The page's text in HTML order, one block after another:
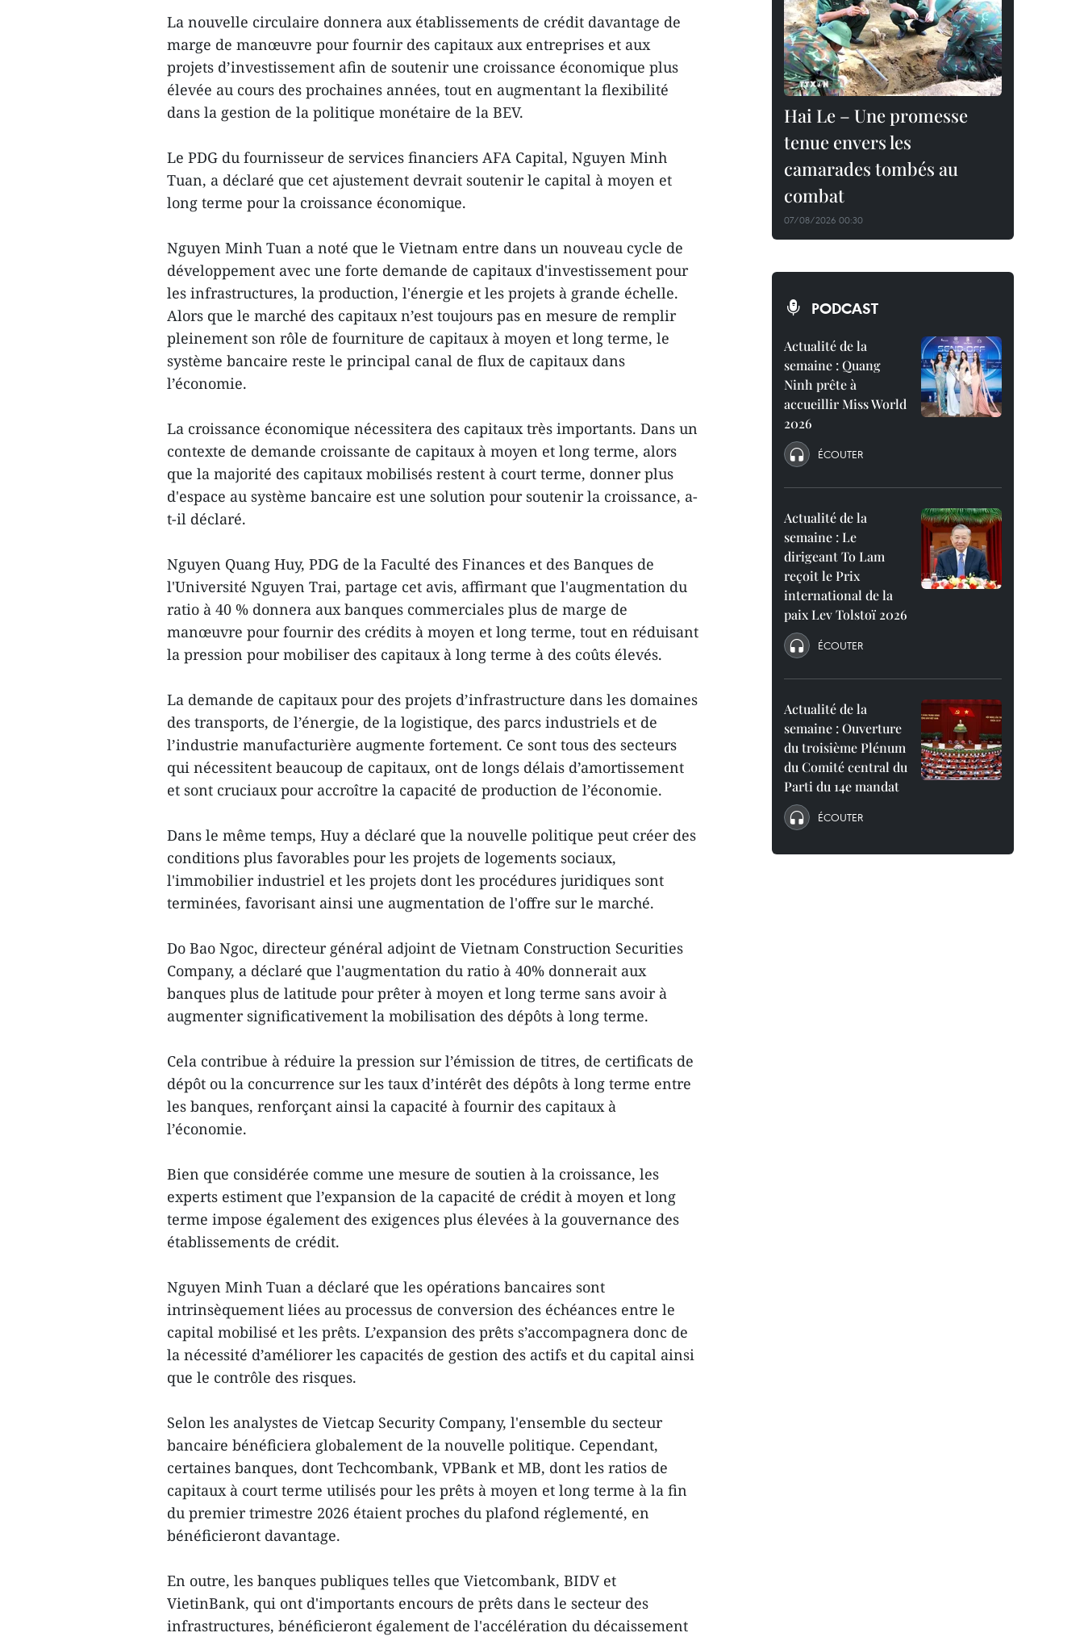
La nouvelle circulaire donnera aux établissements de crédit davantage de
marge de manœuvre pour fournir des capitaux aux entreprises et aux
projets d’investissement afin de soutenir une croissance économique plus
élevée au cours des prochaines années, tout en augmentant la flexibilité
dans la gestion de la politique monétaire de la BEV.
Le PDG du fournisseur de services financiers AFA Capital, Nguyen Minh
Tuan, a déclaré que cet ajustement devrait soutenir le capital à moyen et
long terme pour la croissance économique.
Nguyen Minh Tuan a noté que le Vietnam entre dans un nouveau cycle de
développement avec une forte demande de capitaux d'investissement pour
les infrastructures, la production, l'énergie et les projets à grande échelle.
Alors que le marché des capitaux n’est toujours pas en mesure de remplir
pleinement son rôle de fourniture de capitaux à moyen et long terme, le
système bancaire reste le principal canal de flux de capitaux dans
l’économie.
La croissance économique nécessitera des capitaux très importants. Dans un
contexte de demande croissante de capitaux à moyen et long terme, alors
que la majorité des capitaux mobilisés restent à court terme, donner plus
d'espace au système bancaire est une solution pour soutenir la croissance, a-
t-il déclaré.
Nguyen Quang Huy, PDG de la Faculté des Finances et des Banques de
l'Université Nguyen Trai, partage cet avis, affirmant que l'augmentation du
ratio à 40 % donnera aux banques commerciales plus de marge de
manœuvre pour fournir des crédits à moyen et long terme, tout en réduisant
la pression pour mobiliser des capitaux à long terme à des coûts élevés.
La demande de capitaux pour des projets d’infrastructure dans les domaines
des transports, de l’énergie, de la logistique, des parcs industriels et de
l’industrie manufacturière augmente fortement. Ce sont tous des secteurs
qui nécessitent beaucoup de capitaux, ont de longs délais d’amortissement
et sont cruciaux pour accroître la capacité de production de l’économie.
Dans le même temps, Huy a déclaré que la nouvelle politique peut créer des
conditions plus favorables pour les projets de logements sociaux,
l'immobilier industriel et les projets dont les procédures juridiques sont
terminées, favorisant ainsi une augmentation de l'offre sur le marché.
Do Bao Ngoc, directeur général adjoint de Vietnam Construction Securities
Company, a déclaré que l'augmentation du ratio à 40% donnerait aux
banques plus de latitude pour prêter à moyen et long terme sans avoir à
augmenter significativement la mobilisation des dépôts à long terme.
Cela contribue à réduire la pression sur l’émission de titres, de certificats de
dépôt ou la concurrence sur les taux d’intérêt des dépôts à long terme entre
les banques, renforçant ainsi la capacité à fournir des capitaux à
l’économie.
Bien que considérée comme une mesure de soutien à la croissance, les
experts estiment que l’expansion de la capacité de crédit à moyen et long
terme impose également des exigences plus élevées à la gouvernance des
établissements de crédit.
Nguyen Minh Tuan a déclaré que les opérations bancaires sont
intrinsèquement liées au processus de conversion des échéances entre le
capital mobilisé et les prêts. L’expansion des prêts s’accompagnera donc de
la nécessité d’améliorer les capacités de gestion des actifs et du capital ainsi
que le contrôle des risques.
Selon les analystes de Vietcap Security Company, l'ensemble du secteur
bancaire bénéficiera globalement de la nouvelle politique. Cependant,
certaines banques, dont Techcombank, VPBank et MB, dont les ratios de
capitaux à court terme utilisés pour les prêts à moyen et long terme à la fin
du premier trimestre 2026 étaient proches du plafond réglementé, en
bénéficieront davantage.
En outre, les banques publiques telles que Vietcombank, BIDV et
VietinBank, qui ont d'importants encours de prêts dans le secteur des
infrastructures, bénéficieront également de l'accélération du décaissement
Hai Le – Une promesse
tenue envers les
camarades tombés au
combat
07/08/2026 00:30
PODCAST
Actualité de la
semaine : Quang
Ninh prête à
accueillir Miss World
2026
ÉCOUTER
Actualité de la
semaine : Le
dirigeant To Lam
reçoit le Prix
international de la
paix Lev Tolstoï 2026
ÉCOUTER
Actualité de la
semaine : Ouverture
du troisième Plénum
du Comité central du
Parti du 14e mandat
ÉCOUTER